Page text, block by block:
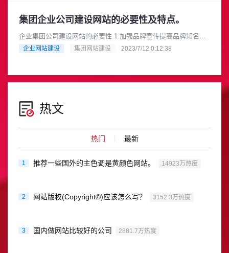
集团企业公司建设网站的必要性及特点。
企业集团公司建设网站的必要性:1.加强品牌宣传提高品牌知名
度。企业集团公司通过建设网站可以向更大范围的客户展示企业
企业网站建设 集团网站建设 2023/7/12 0:12:38
热文
热门 最新
1 推荐一些国外的主色调是黄颜色网站。 14923万热度
2 网站版权(Copyright©)应该怎么写？ 3152.3万热度
3 国内做网站比较好的公司 2881.7万热度